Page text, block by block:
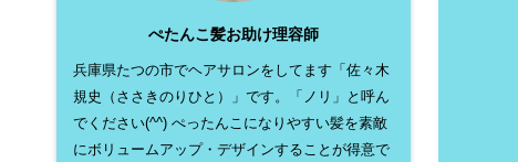
ぺたんこ髪お助け理容師
兵庫県たつの市でヘアサロンをしてます「佐々木
規史（ささきのりひと）」です。「ノリ」と呼ん
でください(^^) ぺったんこになりやすい髪を素敵
にボリュームアップ・デザインすることが得意で